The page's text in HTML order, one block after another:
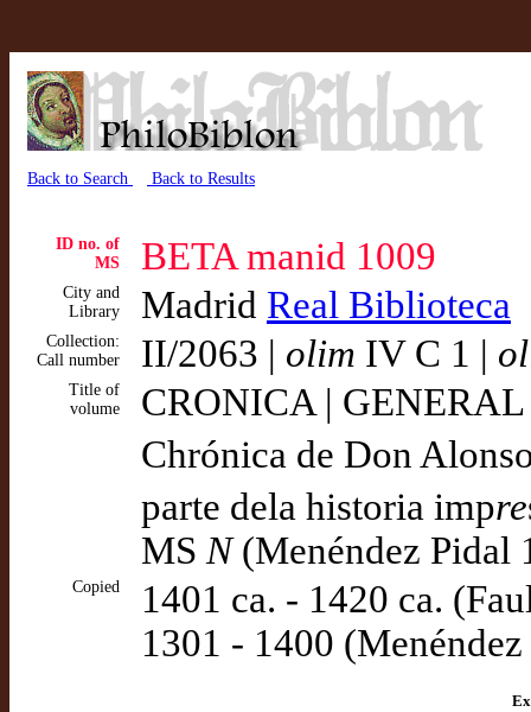
Back to Search Back to Results
ID no. of
MS
BETA manid 1009
City and
Library
Madrid Real Biblioteca
Collection:
Call number
II/2063 | olim IV C 1 |
Title of
volume
CRONICA |
Chrónica de Don
parte dela historia impre
MS N(Menéndez Pidal
Copied
1401 ca. - 1420 ca.
1301 - 1400